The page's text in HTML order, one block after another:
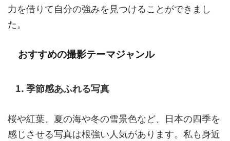
力を借りて自分の強みを見つけることができまし
た。
おすすめの撮影テーマジャンル
1. 季節感あふれる写真
桜や紅葉、夏の海や冬の雪景色など、日本の四季を
感じさせる写真は根強い人気があります。私も身近